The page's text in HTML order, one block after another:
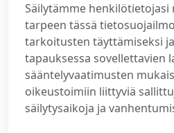
Säilytämme henkilötietojasi
tarpeen tässä
tarkoitusten täyttämiseksi
tapauksessa sovellettavien
sääntelyvaatimusten
oikeustoimiin liittyviä
säilytysaikoja ja